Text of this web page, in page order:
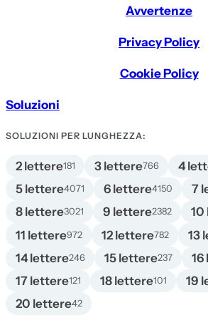
Avvertenze
Privacy Policy
Cookie Policy
Soluzioni
SOLUZIONI PER LUNGHEZZA:
2 lettere181 3 lettere766 4
5 lettere4071 6 lettere4150 7
8 lettere3021 9 lettere2382
11 lettere972 12 lettere782 13
14 lettere246 15 lettere237
17 lettere121 18 lettere101 19
20 lettere42